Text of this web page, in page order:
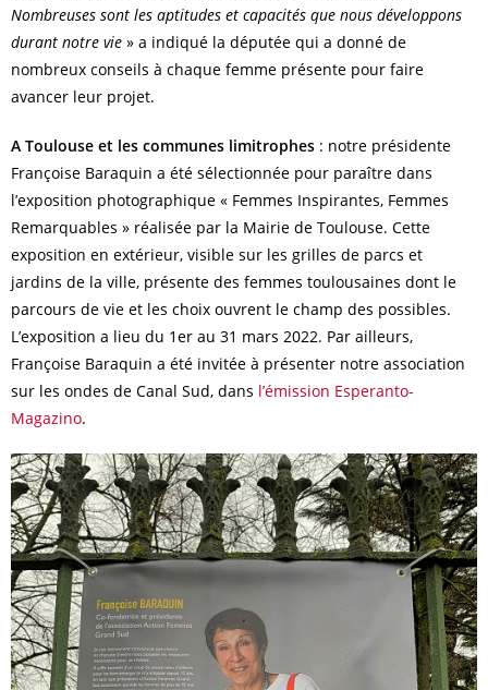
Nombreuses sont les aptitudes et capacités que nous développons
durant notre vie » a indiqué la députée qui a donné de
nombreux conseils à chaque femme présente pour faire
avancer leur projet.
A Toulouse et les communes limitrophes : notre présidente
Françoise Baraquin a été sélectionnée pour paraître dans
l’exposition photographique « Femmes Inspirantes, Femmes
Remarquables » réalisée par la Mairie de Toulouse. Cette
exposition en extérieur, visible sur les grilles de parcs et
jardins de la ville, présente des femmes toulousaines dont le
parcours de vie et les choix ouvrent le champ des possibles.
L’exposition a lieu du 1er au 31 mars 2022. Par ailleurs,
Françoise Baraquin a été invitée à présenter notre association
sur les ondes de Canal Sud, dans l’émission Esperanto-
Magazino.